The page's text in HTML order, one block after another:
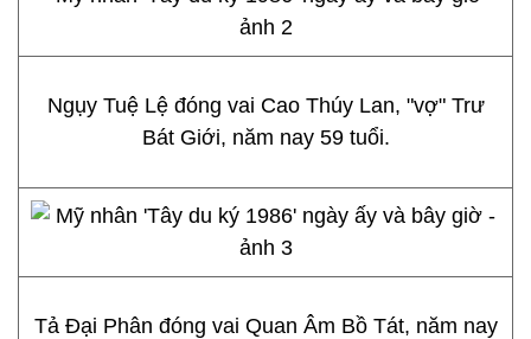
Ngụy Tuệ Lệ đóng vai Cao Thúy Lan, "vợ" Trư
Bát Giới, năm nay 59 tuổi.
Tả Đại Phân đóng vai Quan Âm Bồ Tát, năm nay